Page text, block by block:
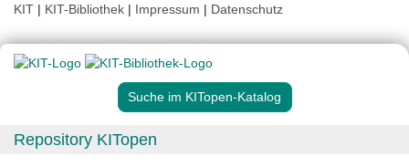
KIT | KIT-Bibliothek | Impressum | Datenschutz
Suche im KITopen-Katalog
Repository KITopen